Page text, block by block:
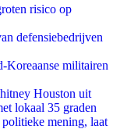
risico op
defensiebedrijven
Koreaanse militairen
Houston uit
lokaal 35 graden
politieke mening, laat